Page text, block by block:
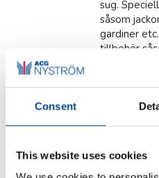
Consent
This website uses cookies
sug.
såsom
gardiner
tillbehör
äggblock,
strykjärn.
eller två